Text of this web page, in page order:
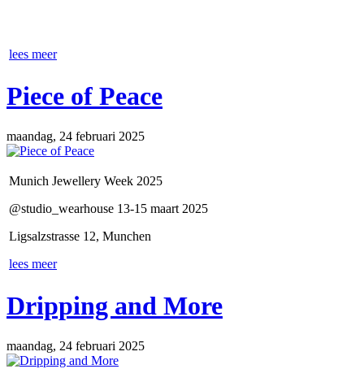
lees meer
Piece of Peace
maandag, 24 februari 2025
Munich Jewellery Week 2025
@studio_wearhouse 13-15 maart 2025
Ligsalzstrasse 12, Munchen
lees meer
Dripping and More
maandag, 24 februari 2025